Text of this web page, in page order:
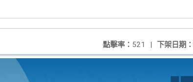
下架日期：
點擊率： 521 |